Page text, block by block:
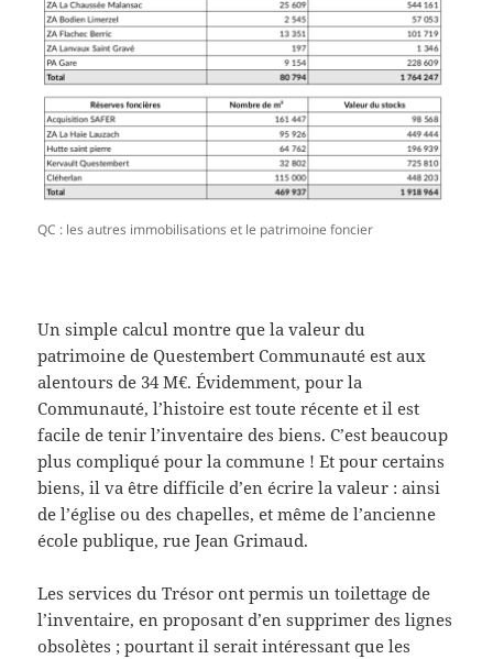
QC : les autres immobilisations et le patrimoine foncier
Un simple calcul montre que la valeur du
patrimoine de Questembert Communauté est aux
alentours de 34 M€. Évidemment, pour la
Communauté, l’histoire est toute récente et il est
facile de tenir l’inventaire des biens. C’est beaucoup
plus compliqué pour la commune ! Et pour certains
biens, il va être difficile d’en écrire la valeur : ainsi
de l’église ou des chapelles, et même de l’ancienne
école publique, rue Jean Grimaud.
Les services du Trésor ont permis un toilettage de
l’inventaire, en proposant d’en supprimer des lignes
obsolètes ; pourtant il serait intéressant que les